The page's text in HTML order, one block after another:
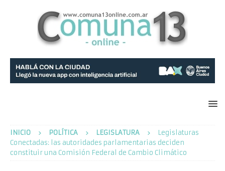
INICIO POLÍTICA LEGISLATURA
Legislaturas
Conectadas: las autoridades parlamentarias deciden
constituir una Comisión Federal de Cambio Climático